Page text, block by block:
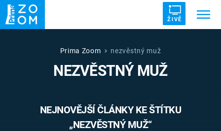
ŽIVĚ
ZRÁDCI UFO DRUHÁ SVĚTOVÁ VÁLKA
VETŘELCI DÁVNOVĚKU
Prima Zoom nezvěstný muž
NEZVĚSTNÝ MUŽ
NEJNOVĚJŠÍ ČLÁNKY KE ŠTÍTKU
„NEZVĚSTNÝ MUŽ“